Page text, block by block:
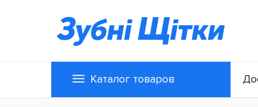
Каталог товаров